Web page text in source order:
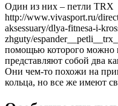
Один из них – петли TRX
http://www.vivasport.ru/
aksessuary/dlya-fitnesa-i-
zhguty/
помощью которого можно
представляют собой два
Они чем-то похожи на
кольца, но все же имеют